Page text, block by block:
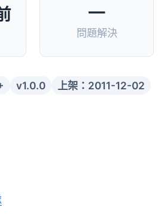
—
問題解決
v1.0.0 上架：2011-12-02